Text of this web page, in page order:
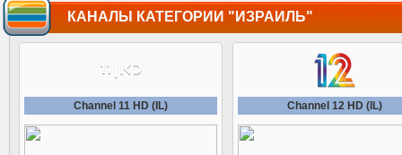
КАНАЛЫ КАТЕГОРИИ "ИЗРАИЛЬ"
Channel 11 HD (IL) Channel 12 HD (IL)